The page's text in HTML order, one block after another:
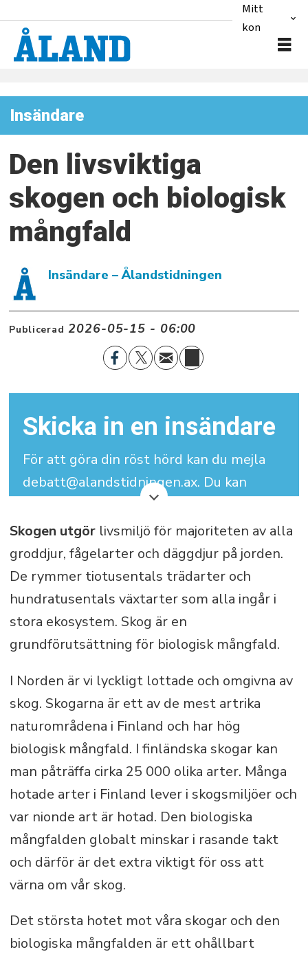
Mitt
konto
Insändare
Den livsviktiga
skogen och biologisk
mångfald
Insändare – Ålandstidningen
Publicerad 2026-05-15 - 06:00
Skicka in en insändare
För att göra din röst hörd kan du mejla
debatt@alandstidningen.ax. Du kan
skriva under med signatur men vi
behöver dina kontaktuppgifter.
Din insändare får maximalt bestå av
3.000 tecken (inklusive mellanslag).
Skogen utgör livsmiljö för majoriteten av alla
groddjur, fågelarter och däggdjur på jorden.
De rymmer tiotusentals trädarter och
hundratusentals växtarter som alla ingår i
stora ekosystem. Skog är en
grundförutsättning för biologisk mångfald.
I Norden är vi lyckligt lottade och omgivna av
skog. Skogarna är ett av de mest artrika
naturområdena i Finland och har hög
biologisk mångfald. I finländska skogar kan
man påträffa cirka 25 000 olika arter. Många
hotade arter i Finland lever i skogsmiljöer och
var nionde art är hotad. Den biologiska
mångfalden globalt minskar i rasande takt
och därför är det extra viktigt för oss att
värna om vår skog.
Det största hotet mot våra skogar och den
biologiska mångfalden är ett ohållbart